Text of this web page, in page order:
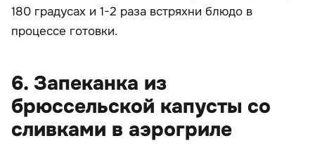
180 градусах и 1-2 раза встряхни блюдо в
процессе готовки.
6. Запеканка из
брюссельской капусты со
сливками в аэрогриле